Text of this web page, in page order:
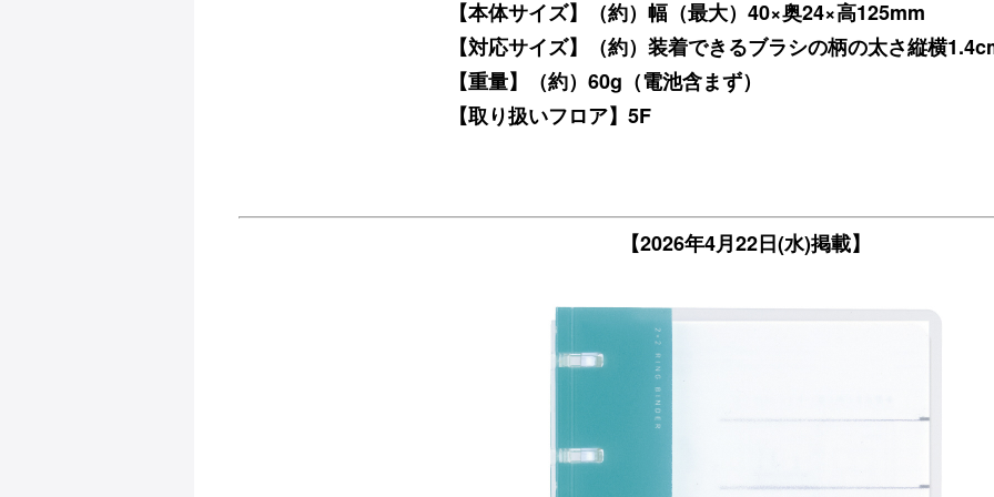
【本体サイズ】（約）幅（最大）40×奥24×高125mm
【対応サイズ】（約）装着できるブラシの柄の太さ縦横
【重量】（約）60g（電池含まず）
【取り扱いフロア】5F
【2026年4月22日(水)掲載】